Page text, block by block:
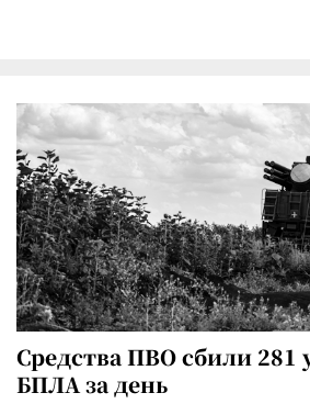
Средства ПВО сбили 281
БПЛА за день